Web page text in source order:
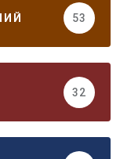
53
32